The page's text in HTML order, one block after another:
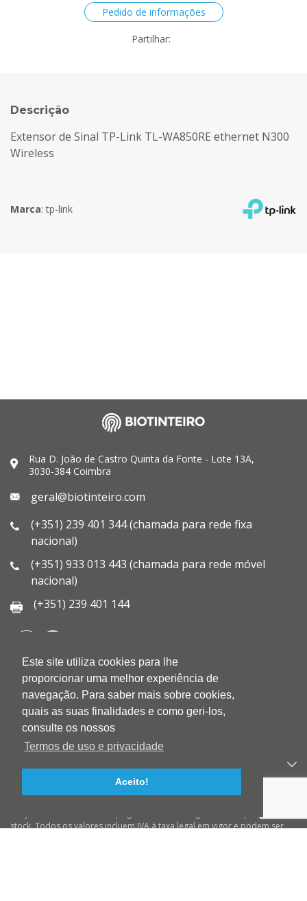
Este site utiliza cookies para lhe
proporcionar uma melhor experiência de
navegação. Para saber mais sobre cookies,
quais as suas finalidades e como geri-los,
consulte os nossos
Termos de uso e privacidade
Aceito!
Pedido de informações
Partilhar:
Descrição
Extensor de Sinal TP-Link TL-WA850RE ethernet N300
Wireless
Marca:tp-link
Rua D. João de Castro Quinta da Fonte - Lote 13A,
3030-384 Coimbra
geral@biotinteiro.com
(+351) 239 401 344 (chamada para rede fixa
nacional)
(+351) 933 013 443 (chamada para rede móvel
nacional)
(+351) 239 401 144
QUEM SOMOS
QUALIDADE
AMBIENTE
BLOG
CONTACTOS
stock. Todos os valores incluem IVA à taxa legal em vigor e podem ser